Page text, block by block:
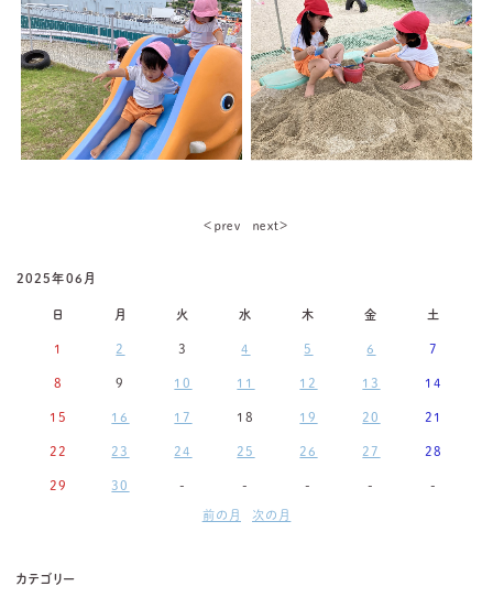
＜ｐｒｅｖ ｎｅｘｔ＞
2025年06月
日 月 火 水 木 金 土
1 2 3 4 5 6 7
8 9 10 11 12 13 14
15 16 17 18 19 20 21
22 23 24 25 26 27 28
29 30 - - - - -
前の月 次の月
カテゴリー